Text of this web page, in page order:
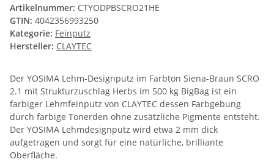
Artikelnummer: CTYODPBSCRO21HE
GTIN: 4042356993250
Kategorie: Feinputz
Hersteller: CLAYTEC
Der YOSIMA Lehm-Designputz im Farbton Siena-Braun SCRO
2.1 mit Strukturzuschlag Herbs im 500 kg BigBag ist ein
farbiger Lehmfeinputz von CLAYTEC dessen Farbgebung
durch farbige Tonerden ohne zusätzliche Pigmente entsteht.
Der YOSIMA Lehmdesignputz wird etwa 2 mm dick
aufgetragen und sorgt für eine natürliche, brilliante
Oberfläche.